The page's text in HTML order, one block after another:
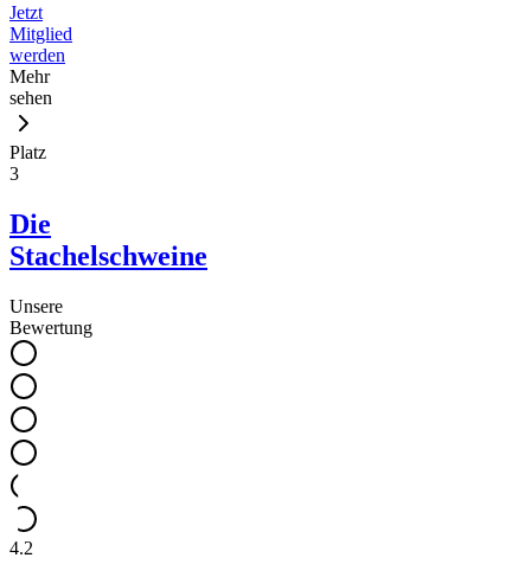
Jetzt
Mitglied
werden
Mehr
sehen
Platz
3
Die
Stachelschweine
Unsere
Bewertung
4.2